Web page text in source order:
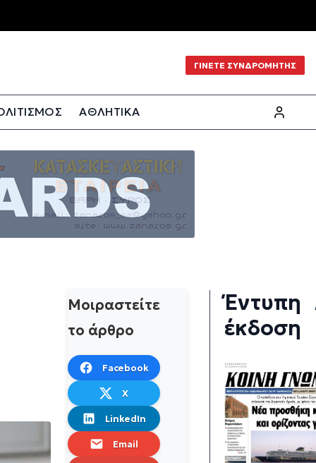
ΓΙΝΕΤΕ ΣΥΝΔΡΟΜΗΤΗΣ
ΑΘΛΗΤΙΚΑ
Μοιραστείτε
το άρθρο
Facebook
X
LinkedIn
Email
Έντυπη
έκδοση